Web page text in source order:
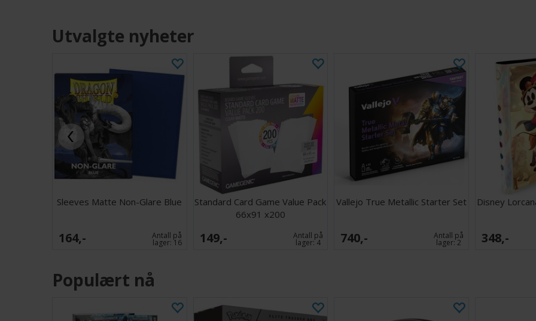
Utvalgte nyheter
Sleeves Matte Non-Glare Blue
164,- Antall på
lager: 16
Standard Card Game Value Pack
66x91 x200
149,- Antall på
lager:4
Vallejo True Metallic Starter Set
740,- Antall på
lager:2
Disney
348,-
Populært nå